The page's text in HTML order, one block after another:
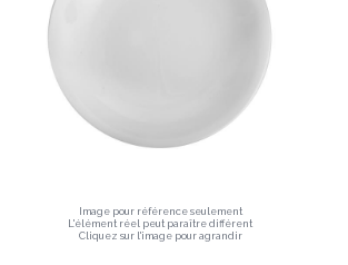
Image pour référence seulement
L'élément réel peut paraître différent
Cliquez sur l'image pour agrandir